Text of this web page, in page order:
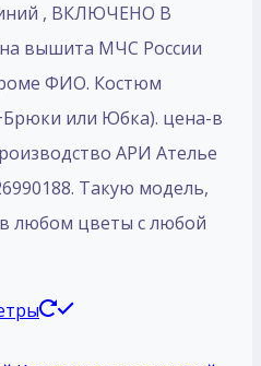
, ВКЛЮЧЕНО В
вышита МЧС России
ФИО. Костюм
или Юбка). цена-в
АРИ Ателье
Такую модель,
любом цветы с любой
Этот